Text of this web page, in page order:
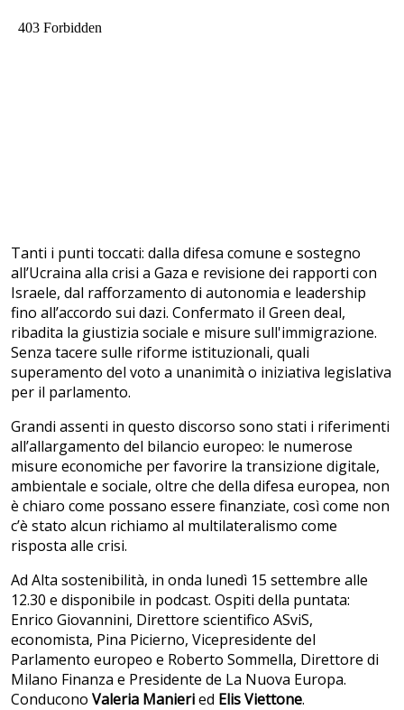
Tanti i punti toccati: dalla difesa comune e sostegno
all’Ucraina alla crisi a Gaza e revisione dei rapporti con
Israele, dal rafforzamento di autonomia e leadership
fino all’accordo sui dazi. Confermato il Green deal,
ribadita la giustizia sociale e misure sull'immigrazione.
Senza tacere sulle riforme istituzionali, quali
superamento del voto a unanimità o iniziativa legislativa
per il parlamento.
Grandi assenti in questo discorso sono stati i riferimenti
all’allargamento del bilancio europeo: le numerose
misure economiche per favorire la transizione digitale,
ambientale e sociale, oltre che della difesa europea, non
è chiaro come possano essere finanziate, così come non
c’è stato alcun richiamo al multilateralismo come
risposta alle crisi.
Ad Alta sostenibilità, in onda lunedì 15 settembre alle
12.30 e disponibile in podcast. Ospiti della puntata:
Enrico Giovannini, Direttore scientifico ASviS,
economista, Pina Picierno, Vicepresidente del
Parlamento europeo e Roberto Sommella, Direttore di
Milano Finanza e Presidente de La Nuova Europa.
Conducono Valeria Manieried Elis Viettone.